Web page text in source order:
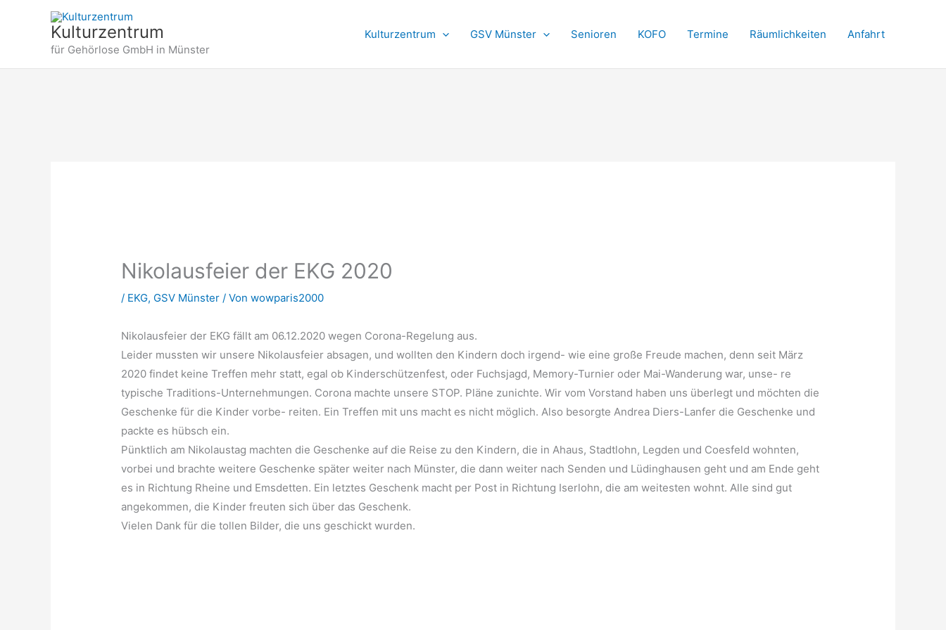
Kulturzentrum
für Gehörlose GmbH in Münster
Kulturzentrum GSV Münster Senioren KOFO Termine Räumlichkeiten Anfahrt
Nikolausfeier der EKG 2020
/ EKG, GSV Münster / Vonwowparis2000
Nikolausfeier der EKG fällt am 06.12.2020 wegen Corona-Regelung aus.
Leider mussten wir unsere Nikolausfeier absagen, und wollten den Kindern doch irgend- wie eine große Freude machen, denn seit März
2020 findet keine Treffen mehr statt, egal ob Kinderschützenfest, oder Fuchsjagd, Memory-Turnier oder Mai-Wanderung war, unse- re
typische Traditions-Unternehmungen. Corona machte unsere STOP. Pläne zunichte. Wir vom Vorstand haben uns überlegt und möchten die
Geschenke für die Kinder vorbe- reiten. Ein Treffen mit uns macht es nicht möglich. Also besorgte Andrea Diers-Lanfer die Geschenke und
packte es hübsch ein.
Pünktlich am Nikolaustag machten die Geschenke auf die Reise zu den Kindern, die in Ahaus, Stadtlohn, Legden und Coesfeld wohnten,
vorbei und brachte weitere Geschenke später weiter nach Münster, die dann weiter nach Senden und Lüdinghausen geht und am Ende geht
es in Richtung Rheine und Emsdetten. Ein letztes Geschenk macht per Post in Richtung Iserlohn, die am weitesten wohnt. Alle sind gut
angekommen, die Kinder freuten sich über das Geschenk.
Vielen Dank für die tollen Bilder, die uns geschickt wurden.